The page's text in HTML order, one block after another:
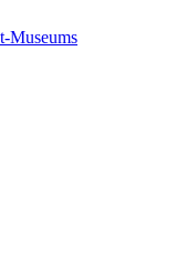
Museums